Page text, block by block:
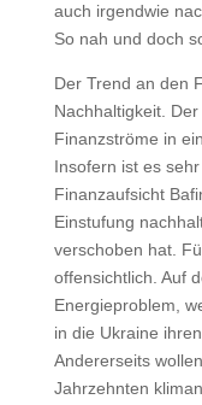
auch irgendwie
So nah und doch
Der Trend an den
Nachhaltigkeit.
Finanzströme in
Insofern ist es
Finanzaufsicht
Einstufung
verschoben hat.
offensichtlich. Auf
Energieproblem,
in die Ukraine
Andererseits
Jahrzehnten